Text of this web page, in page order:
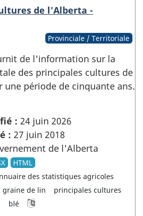
de l'Alberta -
Provinciale / Territoriale
de l'information sur la
des principales cultures de
une période de cinquante ans.
: 24 juin 2026
: 27 juin 2018
de l'Alberta
HTML
des statistiques agricoles
graine de lin
principales cultures
blé